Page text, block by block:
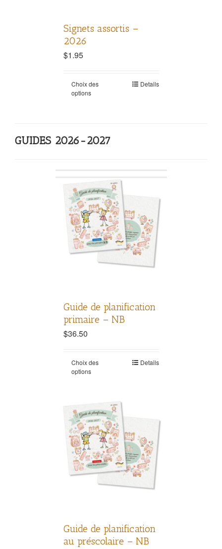
Signets assortis –
2026
$1.95
Choix des
options
Details
GUIDES 2026-2027
Guide de planification
primaire – NB
$36.50
Choix des
options
Details
Guide de planification
au préscolaire – NB